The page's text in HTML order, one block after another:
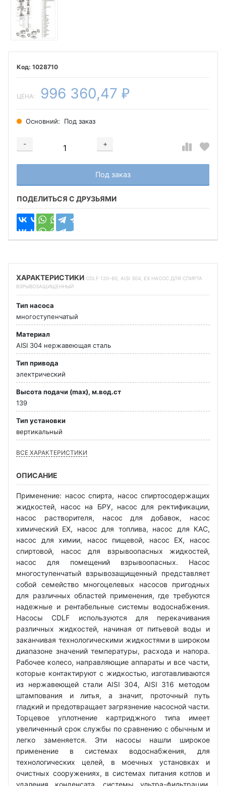
1028710
ЦЕНА: 996 360,47 ₽
Основний: Под заказ
-
+
Добавляется...
Под заказ
Добавлен
ПОДЕЛИТЬСЯ С ДРУЗЬЯМИ
ХАРАКТЕРИСТИКИ CDLF 120-60, AISI 304, EX НАСОС ДЛЯ СПИРТА
ВЗРЫВОЗАЩИЩЕННЫЙ
Тип насоса
многоступенчатый
Материал
AISI 304 нержавеющая сталь
Тип привода
электрический
Высота подачи (max), м.вод.ст
139
Тип установки
вертикальный
ВСЕ ХАРАКТЕРИСТИКИ
ОПИСАНИЕ
Применение: насос спирта, насос спиртосодержащих
жидкостей, насос на БРУ, насос для ректификации,
насос растворителя, насос для добавок, насос
химический EX, насос для топлива, насос для КАС,
насос для химии, насос пищевой, насос EX, насос
спиртовой, насос для взрывоопасных жидкостей,
насос для помещений взрывоопасных. Насос
многоступенчатый взрывозащищенный представляет
собой семейство многоцелевых насосов пригодных
для различных областей применения, где требуются
надежные и рентабельные системы водоснабжения.
Насосы CDLF используются для перекачивания
различных жидкостей, начиная от питьевой воды и
заканчивая технологическими жидкостями в широком
диапазоне значений температуры, расхода и напора.
Рабочее колесо, направляющие аппараты и все части,
которые контактируют с жидкостью, изготавливаются
из нержавеющей стали AISI 304, AISI 316 методом
штампования и литья, а значит, проточный путь
гладкий и предотвращает загрязнение насосной части.
Торцевое уплотнение картриджного типа имеет
увеличенный срок службы по сравнению с обычным и
легко заменяется. Эти насосы нашли широкое
применение в системах водоснабжения, для
технологических целей, в моечных установках и
очистных сооружениях, в системах питания котлов и
удаления конденсата, системы ультра-фильтрации,